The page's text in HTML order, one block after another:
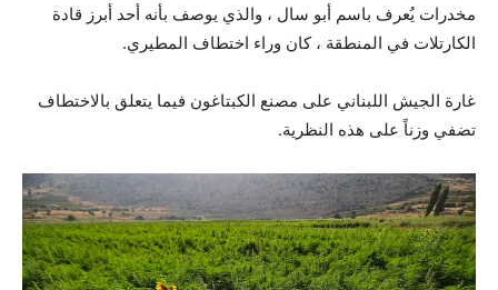
مخدرات يُعرف باسم أبو سال ، والذي يوصف بأنه أحد أبرز قادة
الكارتلات في المنطقة ، كان وراء اختطاف المطيري.
غارة الجيش اللبناني على مصنع الكبتاغون فيما يتعلق بالاختطاف
تضفي وزناً على هذه النظرية.